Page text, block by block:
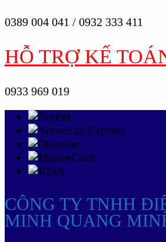
0389 004 041 / 0932 333 411
HỖ TRỢ KẾ
0933 969 019
CÔNG TY TNHH
MINH QUANG